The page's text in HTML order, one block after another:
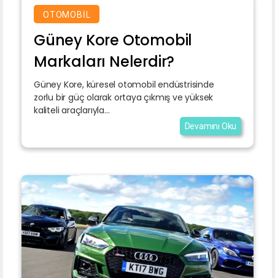
OTOMOBIL
Güney Kore Otomobil
Markaları Nelerdir?
Güney Kore, küresel otomobil endüstrisinde
zorlu bir güç olarak ortaya çıkmış ve yüksek
kaliteli araçlarıyla...
Devamını Oku